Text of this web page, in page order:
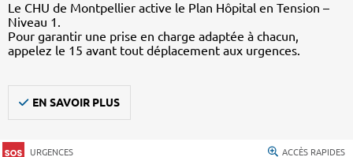
Le CHU de Montpellier active le Plan Hôpital en Tension –
Niveau 1.
Pour garantir une prise en charge adaptée à chacun,
appelez le 15 avant tout déplacement aux urgences.
EN SAVOIR PLUS
URGENCES ACCÈS RAPIDES